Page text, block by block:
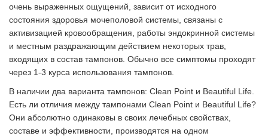
очень выраженных ощущений, зависит от исходного
состояния здоровья мочеполовой системы, связаны с
активизацией кровообращения, работы эндокринной системы
и местным раздражающим действием некоторых трав,
входящих в состав тампонов. Обычно все симптомы проходят
через 1-3 курса использования тампонов.
В наличии два варианта тампонов: Clean Point и Beautiful Life.
Есть ли отличия между тампонами Clean Point и Beautiful Life?
Они абсолютно одинаковы в своих лечебных свойствах,
составе и эффективности, производятся на одном